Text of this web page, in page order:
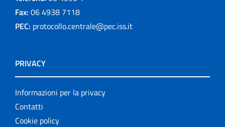
Fax: 06 4938 7118
PEC: protocollo.centrale@pec.iss.it
PRIVACY
Informazioni per la privacy
Contatti
Cookie policy